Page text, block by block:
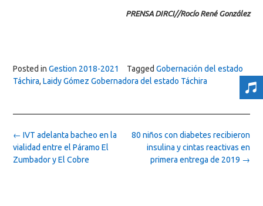
PRENSA DIRCI//Rocío René González
Posted in Gestion 2018-2021 Tagged Gobernación del estado
Táchira, Laidy Gómez Gobernadora del estado Táchira
Post
navigation
80 niños con diabetes recibieron
insulina y cintas reactivas en
primera entrega de 2019 →
← IVT adelanta bacheo en la
vialidad entre el Páramo El
Zumbador y El Cobre